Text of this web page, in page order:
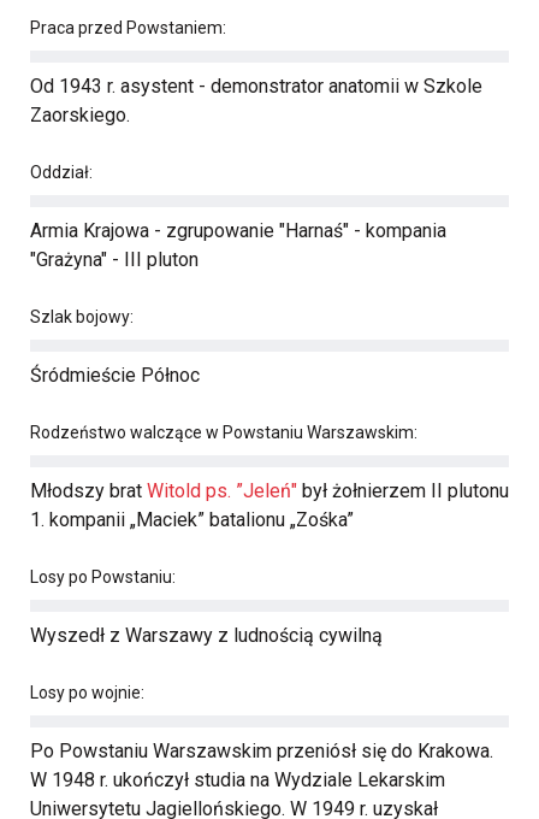
Praca przed Powstaniem:
Od 1943 r. asystent - demonstrator anatomii w Szkole
Zaorskiego.
Oddział:
Armia Krajowa - zgrupowanie "Harnaś" - kompania
"Grażyna" - III pluton
Szlak bojowy:
Śródmieście Północ
Rodzeństwo walczące w Powstaniu Warszawskim:
Młodszy brat Witold ps. ”Jeleń" był żołnierzem II plutonu
1. kompanii „Maciek” batalionu „Zośka”
Losy po Powstaniu:
Wyszedł z Warszawy z ludnością cywilną
Losy po wojnie:
Po Powstaniu Warszawskim przeniósł się do Krakowa.
W 1948 r. ukończył studia na Wydziale Lekarskim
Uniwersytetu Jagiellońskiego. W 1949 r. uzyskał